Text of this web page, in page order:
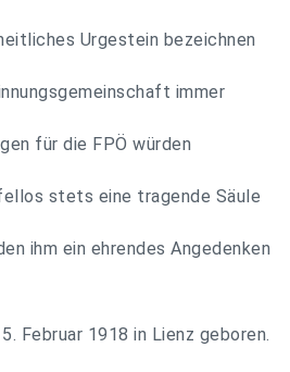
Urgestein bezeichnen
immer
für die FPÖ würden
stets eine tragende Säule
ihm ein ehrendes Angedenken
Februar 1918 in Lienz geboren.